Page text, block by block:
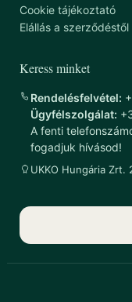
Cookie tájékoztató
Elállás a szerződéstől
Keress minket
Rendelésfelvétel:
Ügyfélszolgálat:
A fenti
fogadjuk hívásod!
UKKO Hungária Zrt.